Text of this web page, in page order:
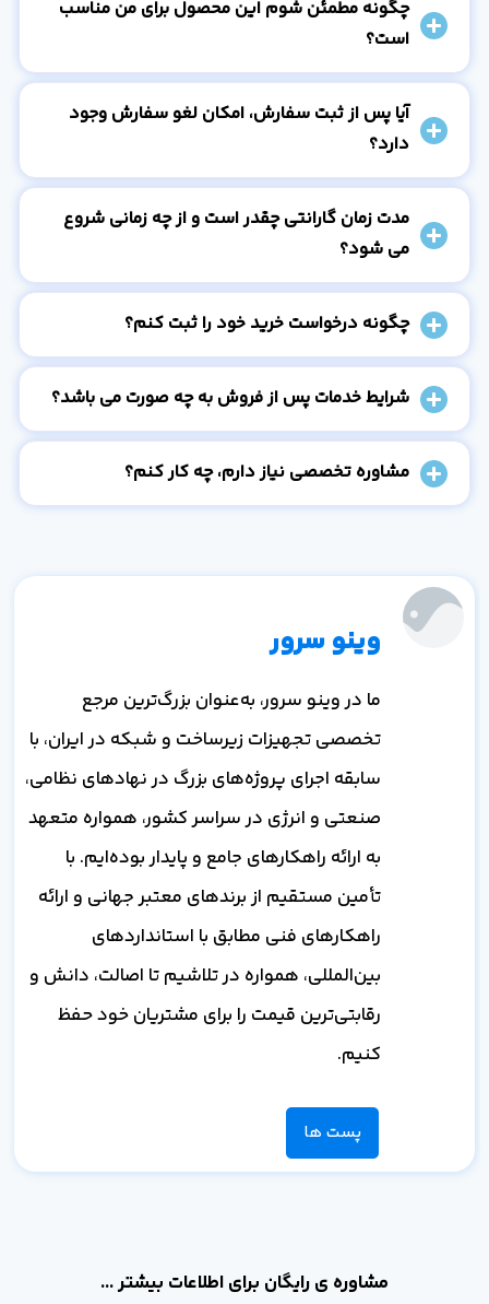
چگونه مطمئن شوم این محصول برای من مناسب
است؟
آیا پس از ثبت سفارش، امکان لغو سفارش وجود
دارد؟
مدت زمان گارانتی چقدر است و از چه زمانی شروع
می شود؟
چگونه درخواست خرید خود را ثبت کنم؟
شرایط خدمات پس از فروش به چه صورت می باشد؟
مشاوره تخصصی نیاز دارم، چه کار کنم؟
وینو سرور
ما در وینو سرور، به‌عنوان بزرگ‌ترین مرجع
تخصصی تجهیزات زیرساخت و شبکه در ایران، با
سابقه اجرای پروژه‌های بزرگ در نهادهای نظامی،
صنعتی و انرژی در سراسر کشور، همواره متعهد
به ارائه راهکارهای جامع و پایدار بوده‌ایم. با
تأمین مستقیم از برندهای معتبر جهانی و ارائه
راهکارهای فنی مطابق با استانداردهای
بین‌المللی، همواره در تلاشیم تا اصالت، دانش و
رقابتی‌ترین قیمت را برای مشتریان خود حفظ
کنیم.
پست ها
مشاوره ی رایگان برای اطلاعات بیشتر ...